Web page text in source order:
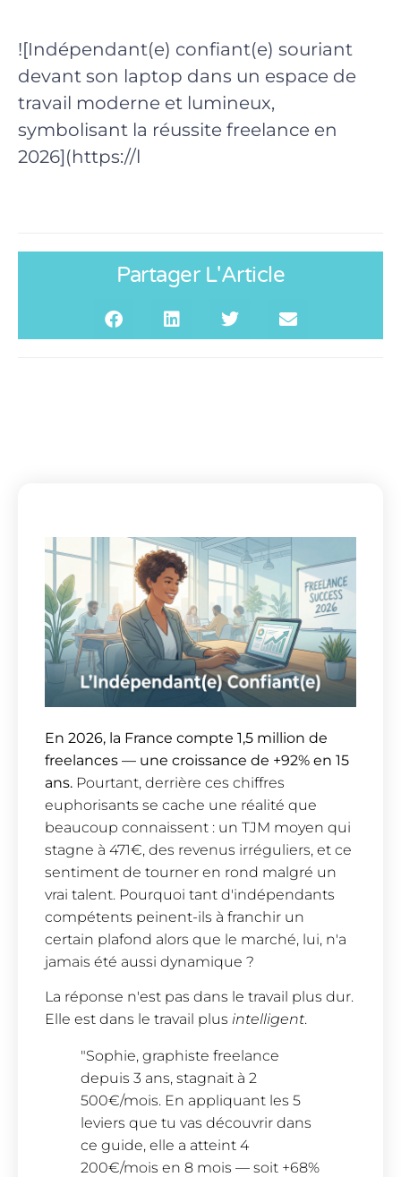
![Indépendant(e) confiant(e) souriant
devant son laptop dans un espace de
travail moderne et lumineux,
symbolisant la réussite freelance en
2026](https://l
Partager L'Article
En 2026, la France compte 1,5 million de
freelances — une croissance de +92% en 15
ans. Pourtant, derrière ces chiffres
euphorisants se cache une réalité que
beaucoup connaissent : un TJM moyen qui
stagne à 471€, des revenus irréguliers, et ce
sentiment de tourner en rond malgré un
vrai talent. Pourquoi tant d'indépendants
compétents peinent-ils à franchir un
certain plafond alors que le marché, lui, n'a
jamais été aussi dynamique ?
La réponse n'est pas dans le travail plus dur.
Elle est dans le travail plus intelligent.
"Sophie, graphiste freelance
depuis 3 ans, stagnait à 2
500€/mois. En appliquant les 5
leviers que tu vas découvrir dans
ce guide, elle a atteint 4
200€/mois en 8 mois — soit +68%